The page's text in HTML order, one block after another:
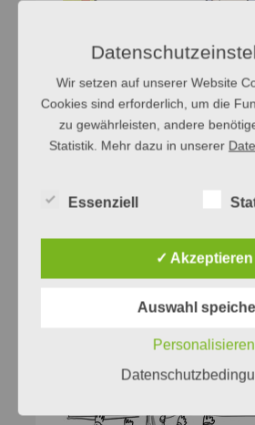
Wir setzen auf unserer Website
Cookies sind erforderlich, um die
zu gewährleisten, andere
Statistik. Mehr dazu in unserer
Essenziell
✓ Akzeptieren
Auswahl
Personalisieren